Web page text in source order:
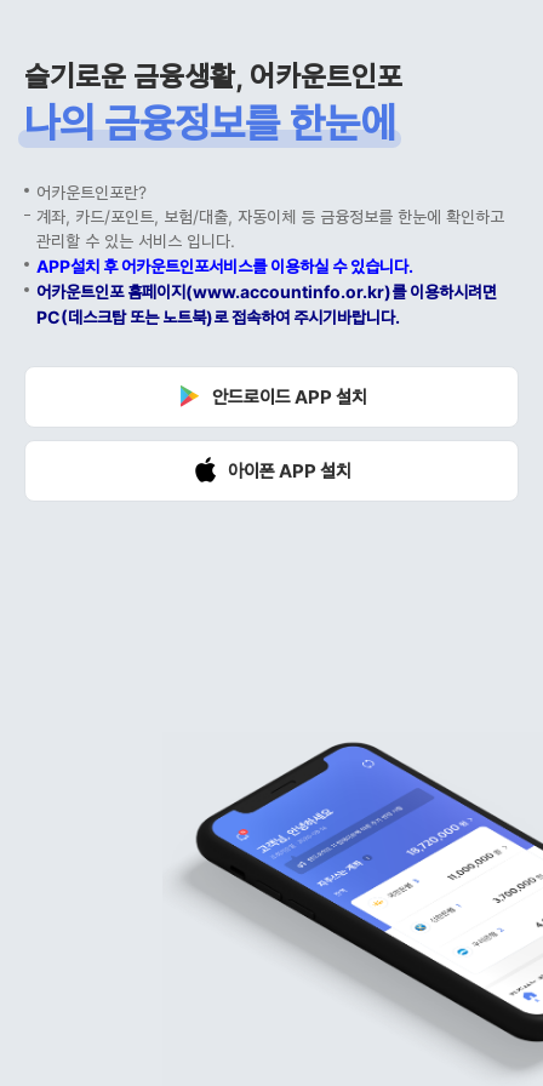
슬기로운 금융생활, 어카운트인포
나의 금융정보를 한눈에
어카운트인포란?
계좌, 카드/포인트, 보험/대출, 자동이체 등 금융정보를 한눈에 확인하고
관리할 수 있는 서비스 입니다.
APP설치 후 어카운트인포서비스를 이용하실 수 있습니다.
어카운트인포 홈페이지(www.accountinfo.or.kr)를 이용하시려면
PC(데스크탑 또는 노트북)로 접속하여 주시기바랍니다.
안드로이드 APP 설치
아이폰 APP 설치